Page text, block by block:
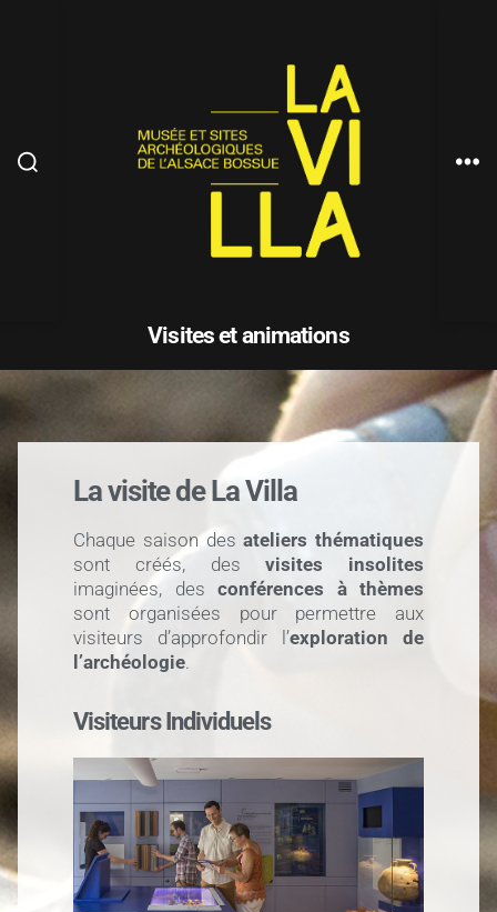
Visites et animations
La visite de La Villa
Chaque saison desateliers thématiques
sont créés, desvisites insolites
imaginées, des conférences à thèmes
sont organisées pour permettre aux
visiteurs d’approfondir l’exploration de
l’archéologie.
Visiteurs Individuels